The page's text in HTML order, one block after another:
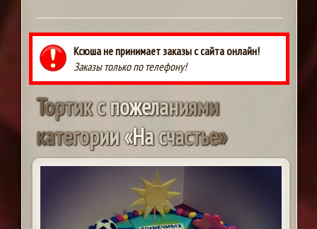
Ксюша не принимает заказы с сайта онлайн!
Заказы только по телефону!
Тортикспожеланиями
категории«Насчастье»